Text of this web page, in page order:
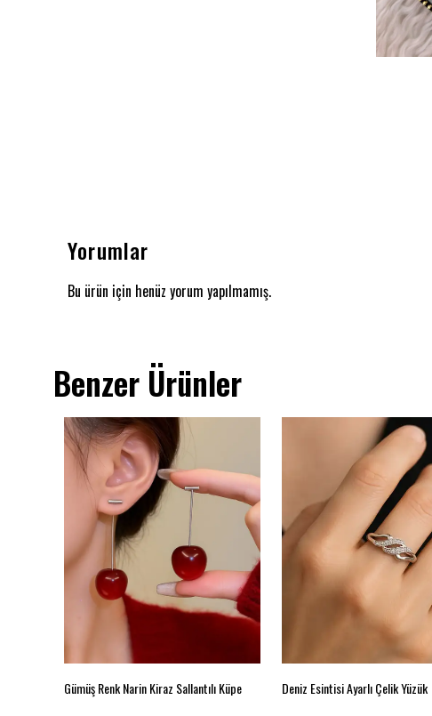
Yorumlar
Bu ürün için henüz yorum yapılmamış.
Benzer Ürünler
Gümüş Renk Narin Kiraz Sallantılı Küpe Deniz Esintisi Ayarlı Çelik Yüzük